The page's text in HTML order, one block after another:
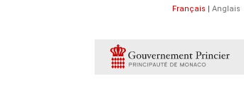
Français | Anglais